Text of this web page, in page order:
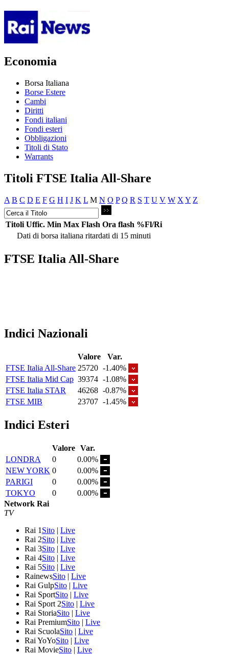
Economia
Borsa Italiana
Borse Estere
Cambi
Diritti
Fondi italiani
Fondi esteri
Obbligazioni
Titoli di Stato
Warrants
Titoli FTSE Italia All-Share
A B C D E F G H I J K L M N O P Q R S T U V W X Y Z
Titoli Uffic. Min Max Flash Ora flash %Fl/Ri
Dati di borsa italiana ritardati di 15 minuti
FTSE Italia All-Share
Indici Nazionali
Valore
Var.
FTSE Italia All-Share 25720 -1.40%
FTSE Italia Mid Cap 39374 -1.08%
FTSE Italia STAR
46268 -0.87%
FTSE MIB
23707 -1.45%
Indici Esteri
Valore Var.
LONDRA
0
0.00%
NEW YORK 0
0.00%
PARIGI
0
0.00%
TOKYO
0
0.00%
Network Rai
TV
Rai 1 Sito | Live
Rai 2Sito | Live
Rai 3Sito | Live
Rai 4Sito | Live
Rai 5Sito | Live
RainewsSito | Live
Rai GulpSito | Live
Rai SportSito | Live
Rai Sport 2Sito | Live
Rai StoriaSito | Live
Rai PremiumSito | Live
Rai ScuolaSito | Live
Rai YoYoSito | Live
Rai MovieSito | Live